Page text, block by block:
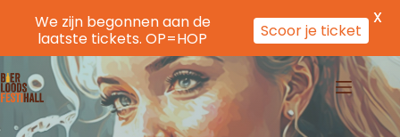
naar
de
We zijn begonnen aan de
laatste tickets. OP=HOP
Scoor je ticket
X